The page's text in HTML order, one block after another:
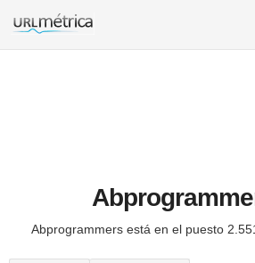
Abprogrammers está en el puesto